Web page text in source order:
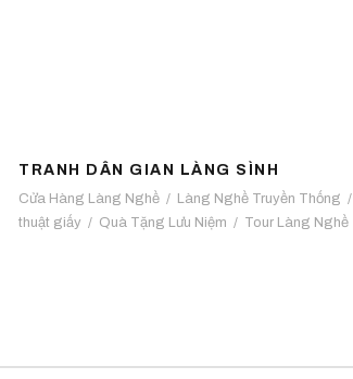
TRANH DÂN GIAN LÀNG SÌNH
Cửa Hàng Làng Nghề / Làng Nghề Truyền Thống /
thuật giấy / Quà Tặng Lưu Niệm / Tour Làng Nghề